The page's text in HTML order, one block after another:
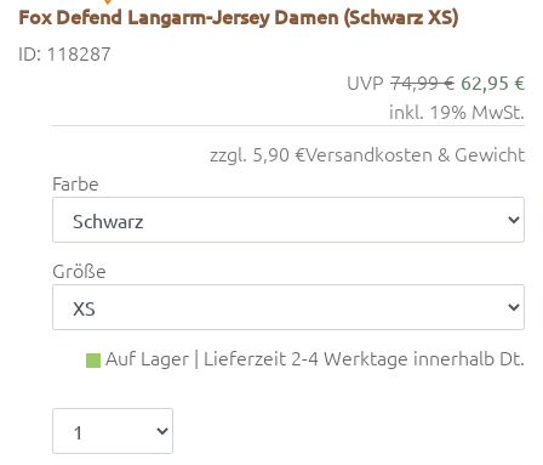
Fox Defend Langarm-Jersey Damen (Schwarz XS)
ID: 118287
74,99 € 62,95 €
inkl. 19% MwSt.
zzgl. 5,90 €Versandkosten & Gewicht
Farbe
Größe
Auf Lager | Lieferzeit 2-4 Werktage innerhalb Dt.